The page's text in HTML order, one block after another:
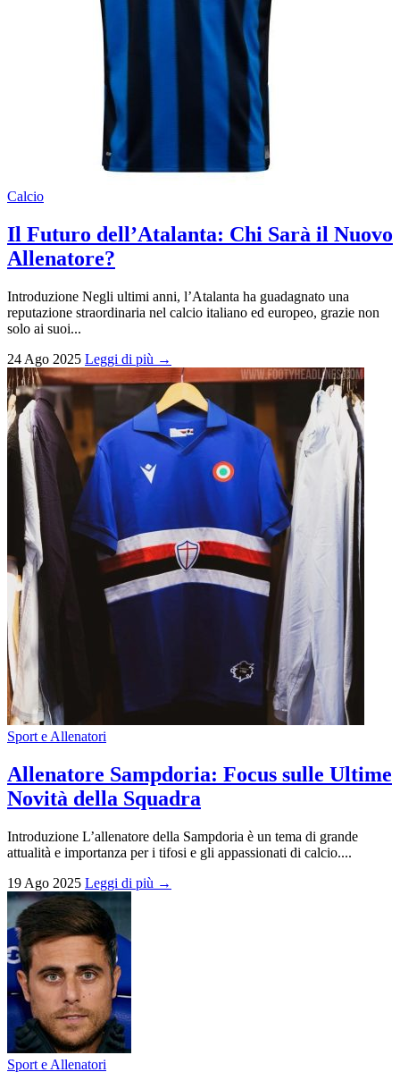
Calcio
Il Futuro dell’Atalanta: Chi Sarà il Nuovo
Allenatore?
Introduzione Negli ultimi anni, l’Atalanta ha guadagnato una
reputazione straordinaria nel calcio italiano ed europeo, grazie non
solo ai suoi...
24 Ago 2025 Leggi di più →
Sport e Allenatori
Allenatore Sampdoria: Focus sulle Ultime
Novità della Squadra
Introduzione L’allenatore della Sampdoria è un tema di grande
attualità e importanza per i tifosi e gli appassionati di calcio....
19 Ago 2025 Leggi di più →
Sport e Allenatori